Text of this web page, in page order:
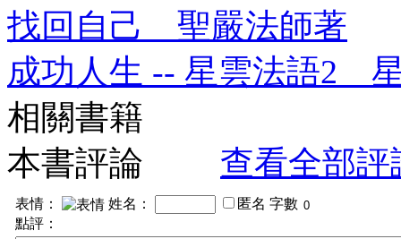
找回自己 聖嚴法師著
成功人生 -- 星雲法語2
相關書籍
本書評論
查看全部評
表情： 姓名： 匿名 字數
點評：